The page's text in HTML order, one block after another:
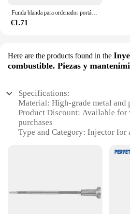
Funda blanda para ordenador portátil Xiaomi, Hp, Dell, Lenovo, Macbook Air Pro Retina 11, 12, 13, 14, 15, 15,6
€1.71
Here are the products found in the
combustible. Piezas y
Specifications:
Material: High-grade metal and
Product Discount: Available for
purchases
Type and Category: Injector for
Design and Style: Ergonomic
Usage and Purpose: Enhances
Typical Adaptive Scenario:
range of vehicles, from